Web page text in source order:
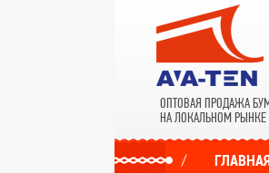
ОПТОВАЯ ПРОДАЖА
НА ЛОКАЛЬНОМ РЫНКЕ